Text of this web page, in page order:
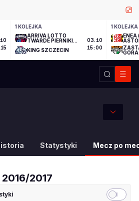
1 KOLEJKA
ARRIVA LOTTO
TWARDE PIERNIKI
KING SZCZECIN
03.10
15:00
1 KOLEJKA
ENEA
GÓRA
Statystyki Mecz po
2016/2017